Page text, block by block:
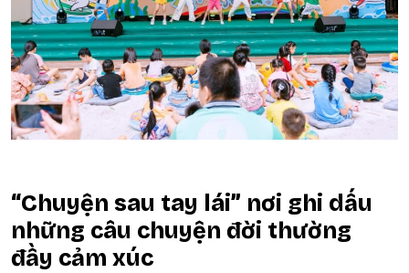
“Chuyện sau tay lái” nơi ghi dấu
những câu chuyện đời thường
đầy cảm xúc